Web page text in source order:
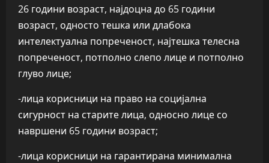
26 години возраст, најдоцна до 65 години
возраст, односто тешка или длабока
интелектуална попреченост, најтешка телесна
попреченост, потполно слепо лице и потполно
глуво лице;
-лица корисници на право на социјална
сигурност на старите лица, односно лице со
навршени 65 години возраст;
-лица корисници на гарантирана минимална